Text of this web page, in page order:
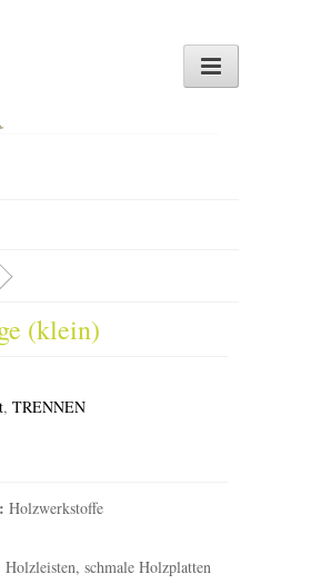
(klein)
, TRENNEN
Holzwerkstoffe
Holzleisten, schmale Holzplatten